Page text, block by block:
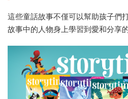
這些童話故事不僅可以幫助孩子們
故事中的人物身上學習到愛和分享的